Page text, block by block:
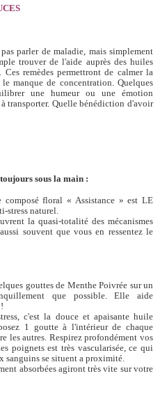
parler de maladie, mais simplement
trouver de l'aide auprès des huiles
remèdes permettront de calmer la
manque de concentration. Quelques
une humeur ou une émotion
transporter. Quelle bénédiction d'avoir
sous la main :
composé floral « Assistance » est LE
stress naturel.
la quasi-totalité des mécanismes
souvent que vous en ressentez le
gouttes de Menthe Poivrée sur un
que possible. Elle aide
c'est la douce et apaisante huile
1 goutte à l'intérieur de chaque
les autres. Respirez profondément vos
poignets est très vascularisée, ce qui
sanguins se situent a proximité.
absorbées agiront très vite sur votre